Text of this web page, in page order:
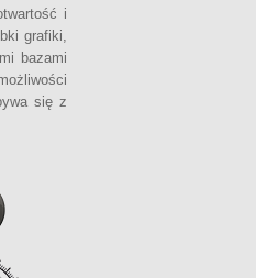
i
grafiki,
bazami
się z